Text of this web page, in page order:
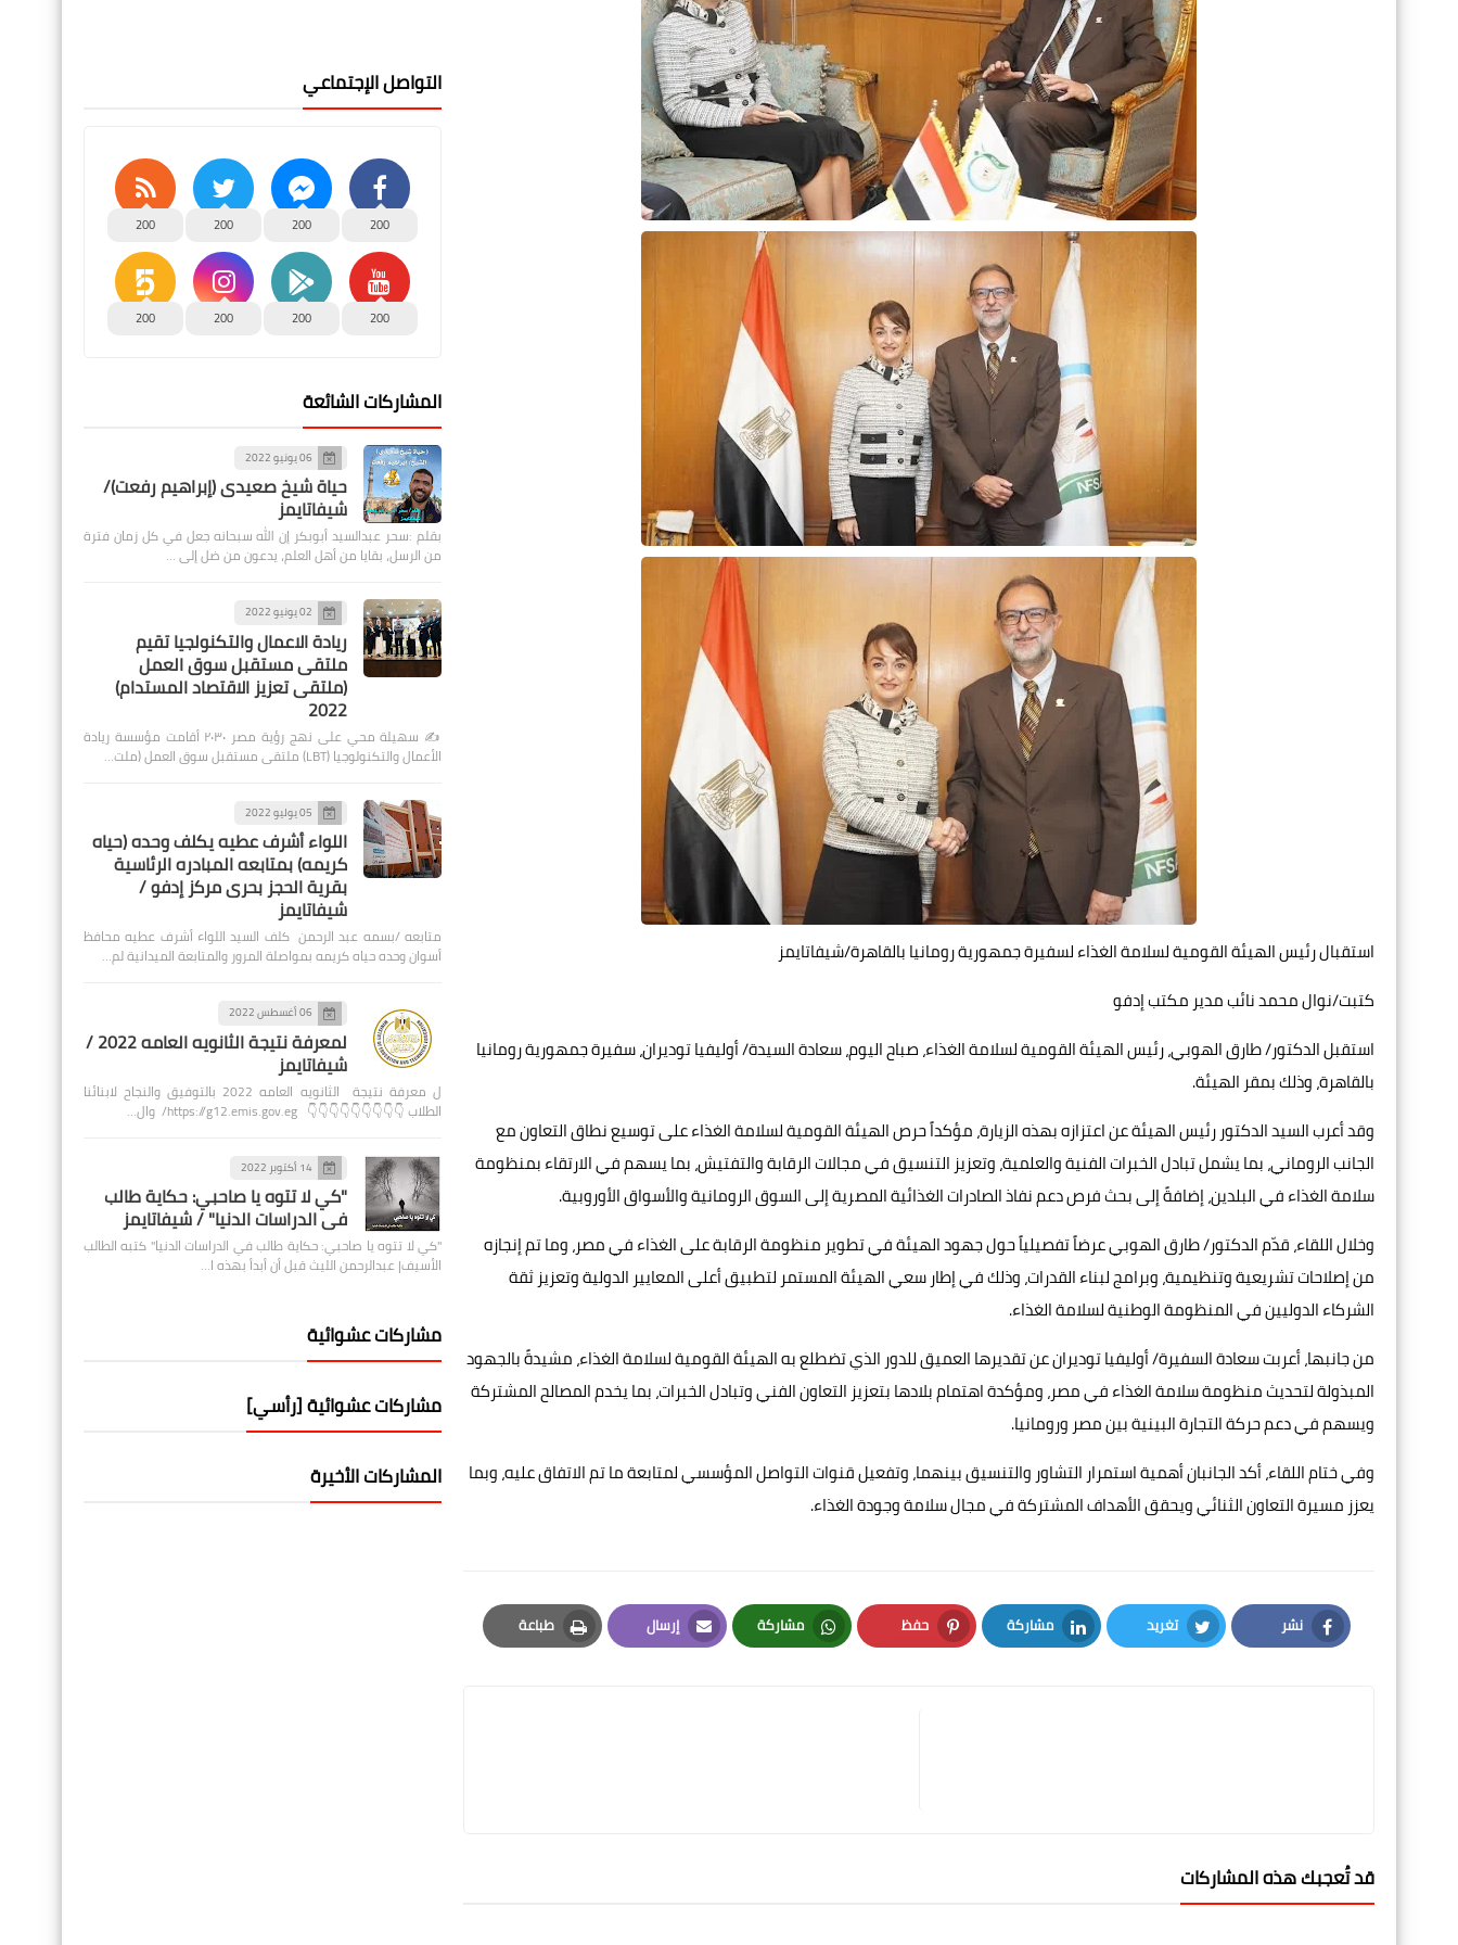
استقبال رئيس الهيئة القومية لسلامة الغذاء لسفيرة جمهورية رومانيا بالقاهرة/شيفاتايمز
كتبت/نوال محمد نائب مدير مكتب إدفو
استقبل الدكتور/ طارق الهوبي، رئيس الهيئة القومية لسلامة الغذاء، صباح اليوم، سعادة السيدة/ أوليفيا توديران، سفيرة جمهورية رومانيا
بالقاهرة، وذلك بمقر الهيئة.
وقد أعرب السيد الدكتور رئيس الهيئة عن اعتزازه بهذه الزيارة، مؤكداً حرص الهيئة القومية لسلامة الغذاء على توسيع نطاق التعاون مع
الجانب الروماني، بما يشمل تبادل الخبرات الفنية والعلمية، وتعزيز التنسيق في مجالات الرقابة والتفتيش، بما يسهم في الارتقاء بمنظومة
سلامة الغذاء في البلدين، إضافةً إلى بحث فرص دعم نفاذ الصادرات الغذائية المصرية إلى السوق الرومانية والأسواق الأوروبية.
وخلال اللقاء، قدّم الدكتور/ طارق الهوبي عرضاً تفصيلياً حول جهود الهيئة في تطوير منظومة الرقابة على الغذاء في مصر، وما تم إنجازه
من إصلاحات تشريعية وتنظيمية، وبرامج لبناء القدرات، وذلك في إطار سعي الهيئة المستمر لتطبيق أعلى المعايير الدولية وتعزيز ثقة
الشركاء الدوليين في المنظومة الوطنية لسلامة الغذاء.
من جانبها، أعربت سعادة السفيرة/ أوليفيا توديران عن تقديرها العميق للدور الذي تضطلع به الهيئة القومية لسلامة الغذاء، مشيدةً بالجهود
المبذولة لتحديث منظومة سلامة الغذاء في مصر، ومؤكدة اهتمام بلادها بتعزيز التعاون الفني وتبادل الخبرات، بما يخدم المصالح المشتركة
ويسهم في دعم حركة التجارة البينية بين مصر ورومانيا.
وفي ختام اللقاء، أكد الجانبان أهمية استمرار التشاور والتنسيق بينهما، وتفعيل قنوات التواصل المؤسسي لمتابعة ما تم الاتفاق عليه، وبما
يعزز مسيرة التعاون الثنائي ويحقق الأهداف المشتركة في مجال سلامة وجودة الغذاء.
نشر
Facebook
تغريد
Twitter
مشاركة
LinkedIn
حفظ
Pinterest
مشاركة
Whatsapp
إرسال
Email
طباعة
Print
قد تُعجبك هذه المشاركات
التواصل الإجتماعي
200
200
200
200
200
200
200
200
المشاركات الشائعة
06 يونيو 2022
حياة شيخ صعيدى (إبراهيم رفعت)/
شيفاتايمز
بقلم :سحر عبدالسيد أبوبكر إن الله سبحانه جعل في كل زمان فترة
من الرسل، بقايا من أهل العلم، يدعون من ضل إلى …
02 يونيو 2022
ريادة الاعمال والتكنولجيا تقيم
ملتقى مستقبل سوق العمل
(ملتقى تعزيز الاقتصاد المستدام)
2022
✍️ سهيلة محي على نهج رؤية مصر ٢٠٣٠ أقامت مؤسسة ريادة
الأعمال والتكنولوجيا (LBT) ملتقى مستقبل سوق العمل (ملت…
05 يوليو 2022
اللواء أشرف عطيه يكلف وحده (حياه
كريمه) بمتابعه المبادره الرئاسية
بقرية الحجز بحرى مركز إدفو /
شيفاتايمز
متابعه /بسمه عبد الرحمن كلف السيد اللواء أشرف عطيه محافظ
أسوان وحده حياه كريمه بمواصلة المرور والمتابعة الميدانية لم…
06 أغسطس 2022
لمعرفة نتيجة الثانويه العامه 2022 /
شيفاتايمز
ل معرفة نتيجة الثانويه العامه 2022 بالتوفيق والنجاح لابنائنا
الطلاب 👇👇👇👇👇👇👇👇👇 https://g12.emis.gov.eg/ وال…
14 أكتوبر 2022
"كي لا تتوه يا صاحبي: حكاية طالب
في الدراسات الدنيا" / شيفاتايمز
"كي لا تتوه يا صاحبي: حكاية طالب في الدراسات الدنيا" كتبه الطالب
الأسيف| عبدالرحمن الليث قبل أن أبدأ بهذه ا…
مشاركات عشوائية
مشاركات عشوائية [رأسي]
المشاركات الأخيرة